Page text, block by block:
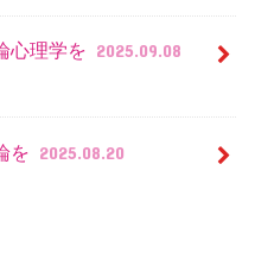
心理学を 2025.09.08
を 2025.08.20